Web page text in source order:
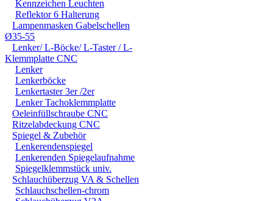
Kennzeichen Leuchten
Reflektor 6 Halterung
Lampenmasken Gabelschellen
Ø35-55
Lenker/ L-Böcke/ L-Taster / L-
Klemmplatte CNC
Lenker
Lenkerböcke
Lenkertaster 3er /2er
Lenker Tachoklemmplatte
Oeleinfüllschraube CNC
Ritzelabdeckung CNC
Spiegel & Zubehör
Lenkerendenspiegel
Lenkerenden Spiegelaufnahme
Spiegelklemmstück univ.
Schlauchüberzug VA & Schellen
Schlauchschellen-chrom